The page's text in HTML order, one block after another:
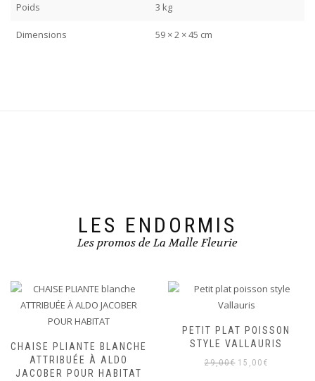
Poids 3 kg
Dimensions 59 × 2 × 45 cm
LES ENDORMIS
Les promos de La Malle Fleurie
CHAISE PLIANTE BLANCHE
ATTRIBUÉE À ALDO
JACOBER POUR HABITAT
PETIT PLAT POISSON
STYLE VALLAURIS
29,00€ Le
15,00 €